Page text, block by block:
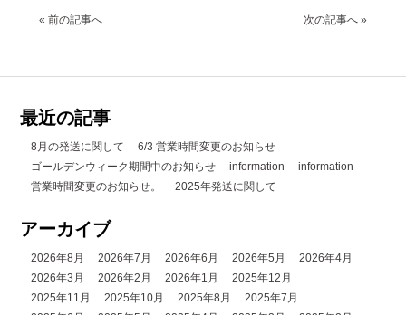
次の記事へ »
« 前の記事へ
最近の記事
8月の発送に関して
6/3 営業時間変更のお知らせ
ゴールデンウィーク期間中のお知らせ
information
information
営業時間変更のお知らせ。
2025年発送に関して
アーカイブ
2026年8月 2026年7月 2026年6月 2026年5月
2026年4月
2026年3月
2026年2月 2026年1月
2025年12月
2025年11月
2025年10月 2025年8月
2025年7月